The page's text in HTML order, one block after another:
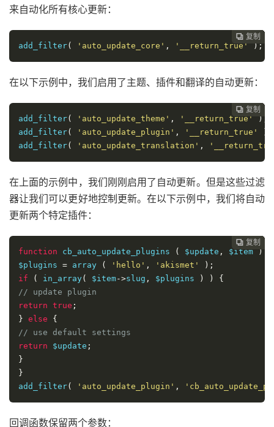
来自动化所有核心更新：
 复制
 复制
 复制
 复制
 复制
 复制
 复制
 复制
 复制
 复制
add_filter( 'auto_update_core' , '__return_true' );
在以下示例中，我们启用了主题、插件和翻译的自动更新：
 复制
 复制
 复制
 复制
 复制
 复制
 复制
 复制
 复制
add_filter( 'auto_update_theme' , '__return_true'
);
add_filter( 'auto_update_plugin' , '__return_true'
add_filter( 'auto_update_translation' ,
在上面的示例中，我们刚刚启用了自动更新。但是这些过滤
器让我们可以更好地控制更新。在以下示例中，我们将自动
更新两个特定插件：
 复制
 复制
 复制
 复制
 复制
 复制
 复制
 复制
function cb_auto_update_plugins ( $update , $item )
$plugins = array ( 'hello' , 'akismet'
);
if
( in_array( $item->slug , $plugins ) )
{
// update plugin
return true ;
} else
{
// use default settings
return $update ;
}
}
add_filter( 'auto_update_plugin' ,
回调函数保留两个参数：